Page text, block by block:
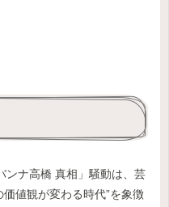
ンナ高橋 真相」騒動は、芸
値観が変わる時代”を象徴